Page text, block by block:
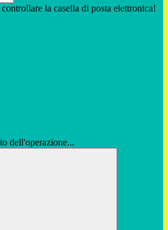
la casella di posta elettronica!
dell'operazione...